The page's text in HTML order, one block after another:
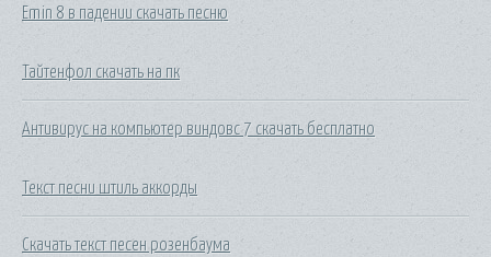
Emin 8 в падении скачать песню
Тайтенфол скачать на пк
Антивирус на компьютер виндовс 7 скачать бесплатно
Текст песни штиль аккорды
Скачать текст песен розенбаума